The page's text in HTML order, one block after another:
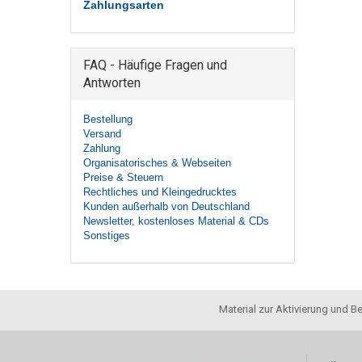
Zahlungsarten
FAQ - Häufige Fragen und
Antworten
Bestellung
Versand
Zahlung
Organisatorisches & Webseiten
Preise & Steuern
Rechtliches und Kleingedrucktes
Kunden außerhalb von Deutschland
Newsletter, kostenloses Material & CDs
Sonstiges
Material zur Aktivierung und